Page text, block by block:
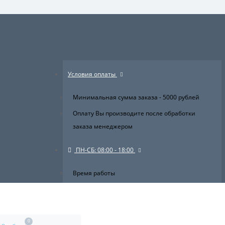
×
Условия оплаты
Минимальная сумма заказа - 5000 рублей
Оплату Вы производите после обработки
заказа менеджером
ПН-СБ: 08:00 - 18:00
Время работы
0